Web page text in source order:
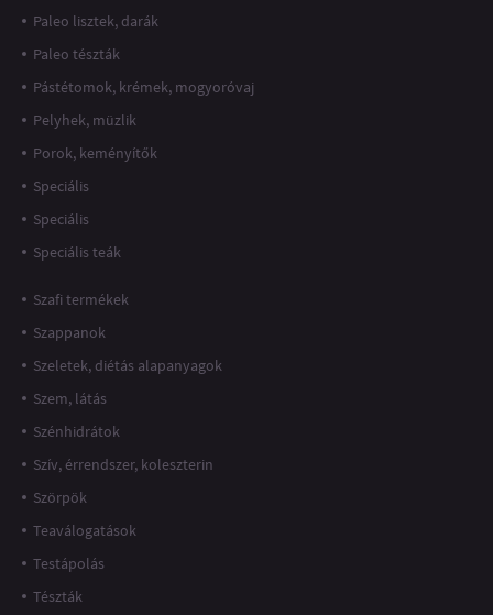
Paleo lisztek, darák
Paleo tészták
Pástétomok, krémek, mogyoróvaj
Pelyhek, müzlik
Porok, keményítők
Speciális
Speciális
Speciális teák
Szafi termékek
Szappanok
Szeletek, diétás alapanyagok
Szem, látás
Szénhidrátok
Szív, érrendszer, koleszterin
Szörpök
Teaválogatások
Testápolás
Tészták